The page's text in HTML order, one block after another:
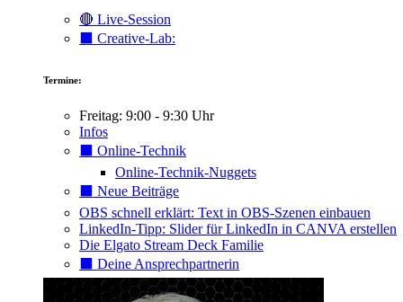
🔴 Live-Session
⬛️ Creative-Lab:
Termine:
Freitag: 9:00 - 9:30 Uhr
Infos
⬛️ Online-Technik
Online-Technik-Nuggets
⬛️ Neue Beiträge
OBS schnell erklärt: Text in OBS-Szenen einbauen
LinkedIn-Tipp: Slider für LinkedIn in CANVA erstellen
Die Elgato Stream Deck Familie
⬛️ Deine Ansprechpartnerin